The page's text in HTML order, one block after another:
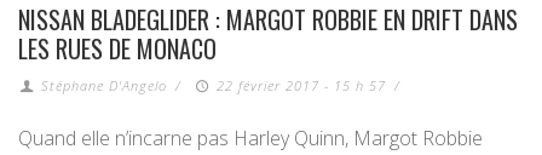
NISSAN BLADEGLIDER : MARGOT ROBBIE EN DRIFT DANS
LES RUES DE MONACO
Stéphane D'Angelo / 22 février 2017 - 15 h 57 /
Quand elle n’incarne pas Harley Quinn, Margot Robbie